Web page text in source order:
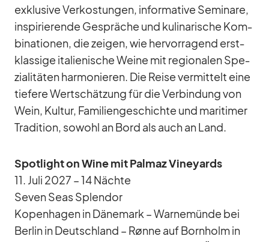
ex­klu­sive Ver­kos­tun­gen, in­for­ma­tive Se­mi­nare,
in­spi­rie­rende Ge­sprä­che und ku­li­na­ri­sche Kom­
bi­na­tio­nen, die zei­gen, wie her­vor­ra­gend erst­
klas­sige ita­lie­ni­sche Weine mit re­gio­na­len Spe­
zia­li­tä­ten har­mo­nie­ren. Die Reise ver­mit­telt eine
tie­fere Wert­schät­zung für die Ver­bin­dung von
Wein, Kul­tur, Fa­mi­li­en­ge­schichte und ma­ri­ti­mer
Tra­di­tion, so­wohl an Bord als auch an Land.
Spot­light on Wine mit Pal­maz Vi­ney­ards
11. Juli 2027 – 14 Nächte
Se­ven Seas Sple­ndor
Ko­pen­ha­gen in Dä­ne­mark – War­ne­münde bei
Ber­lin in Deutsch­land – Rønne auf Born­holm in